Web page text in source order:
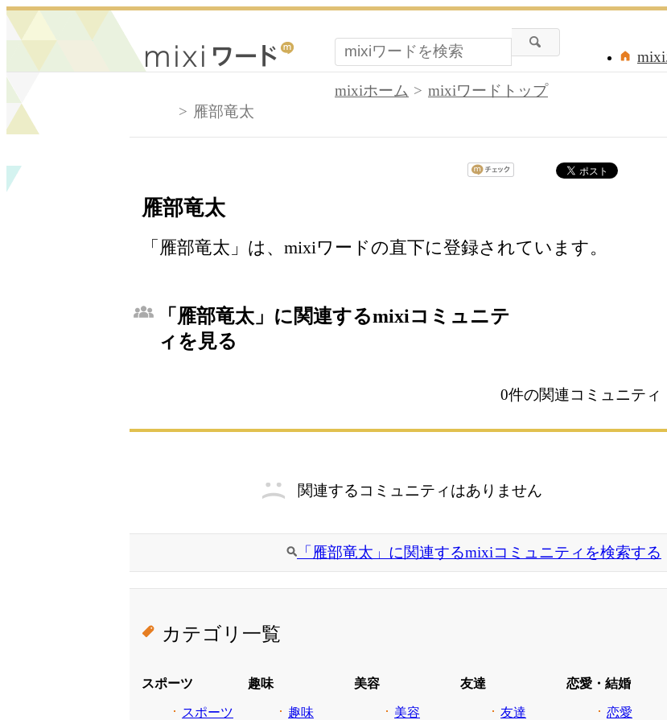
mixiホーム
mixiワードトップ
雁部竜太
雁部竜太
「雁部竜太」は、mixiワードの直下に登録されています。
「雁部竜太」に関連するmixiコミュニテ
ィを見る
0件の関連コミュニティ
関連するコミュニティはありません
「雁部竜太」に関連するmixiコミュニティを検索する
カテゴリ一覧
スポーツ
スポーツ
趣味
趣味
美容
美容
友達
友達
恋愛・結婚
恋愛